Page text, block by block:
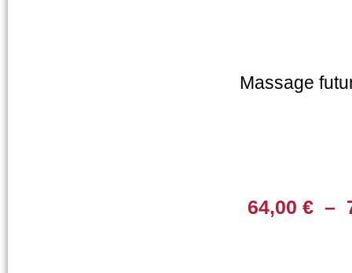
Massage
64,00 € –